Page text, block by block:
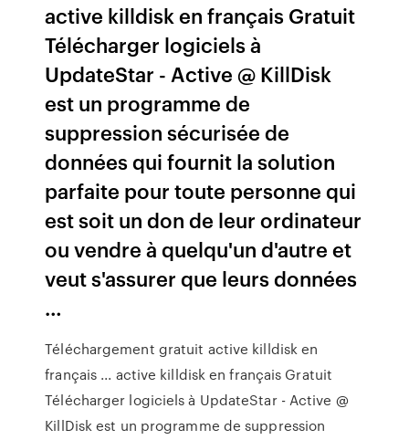
active killdisk en français Gratuit
Télécharger logiciels à
UpdateStar - Active @ KillDisk
est un programme de
suppression sécurisée de
données qui fournit la solution
parfaite pour toute personne qui
est soit un don de leur ordinateur
ou vendre à quelqu'un d'autre et
veut s'assurer que leurs données
…
Téléchargement gratuit active killdisk en
français ... active killdisk en français Gratuit
Télécharger logiciels à UpdateStar - Active @
KillDisk est un programme de suppression